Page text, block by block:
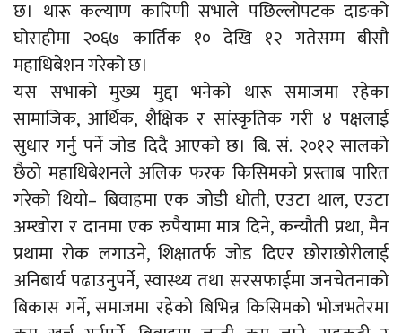
छ। थारू कल्याण कारिणी सभाले पछिल्लोपटक दाङको
घोराहीमा २०६७ कार्तिक १० देखि १२ गतेसम्म बीसौ
महाधिबेशन गरेको छ।
यस सभाको मुख्य मुद्दा भनेको थारू समाजमा रहेका
सामाजिक, आर्थिक, शैक्षिक र सांस्कृतिक गरी ४ पक्षलाई
सुधार गर्नु पर्ने जोड दिदै आएको छ। बि. सं. २०१२ सालको
छैठो महाधिबेशनले अलिक फरक किसिमको प्रस्ताब पारित
गरेको थियो– बिवाहमा एक जोडी धोती, एउटा थाल, एउटा
अम्खोरा र दानमा एक रुपैयामा मात्र दिने, कन्यौती प्रथा, मैन
प्रथामा रोक लगाउने, शिक्षातर्फ जोड दिएर छोराछोरीलाई
अनिबार्य पढाउनुपर्ने, स्वास्थ्य तथा सरसफाईमा जनचेतनाको
बिकास गर्ने, समाजमा रहेको बिभिन्न किसिमको भोजभतेरमा